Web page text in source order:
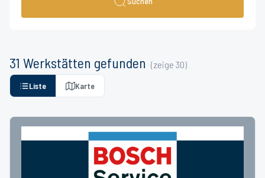
31 Werkstätten gefunden (zeige 30)
Liste Karte